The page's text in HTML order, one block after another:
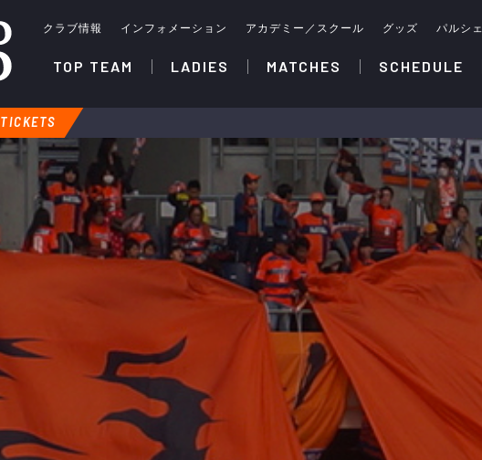
クラブ情報 インフォメーション アカデミー／スクール グッズ パルシェ
TOP TEAM LADIES MATCHES SCHEDULE
TICKETS